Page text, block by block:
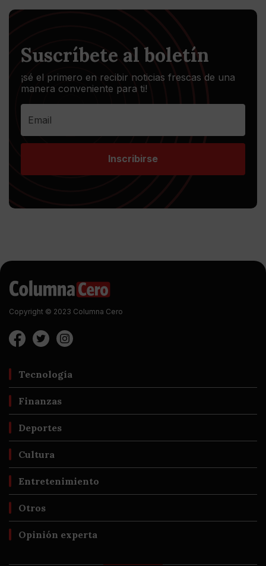
Suscríbete al boletín
¡sé el primero en recibir noticias frescas de una
manera conveniente para ti!
Inscribirse
Copyright © 2023 Columna Cero
Tecnología
Finanzas
Deportes
Cultura
Entretenimiento
Otros
Opinión experta